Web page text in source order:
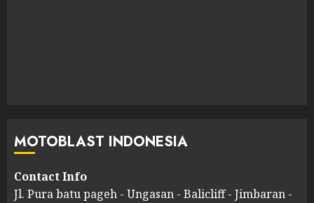
MOTOBLAST INDONESIA
Contact Info
Jl. Pura batu pageh - Ungasan - Balicliff - Jimbaran -